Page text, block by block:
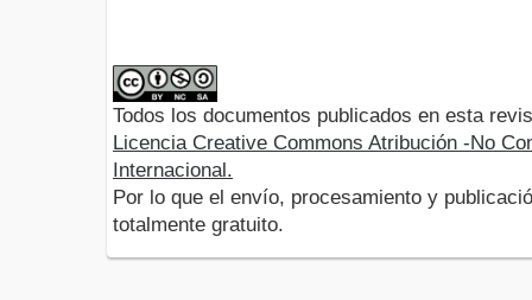
Todos los documentos publicados en esta
Licencia Creative Commons Atribución -No
Internacional.
Por lo que el envío, procesamiento y
totalmente gratuito.